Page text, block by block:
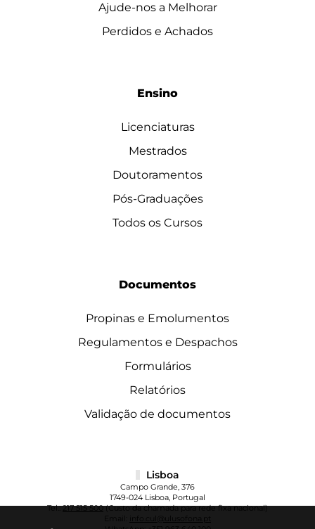
Ajude-nos a Melhorar
Perdidos e Achados
Ensino
Licenciaturas
Mestrados
Doutoramentos
Pós-Graduações
Todos os Cursos
Documentos
Propinas e Emolumentos
Regulamentos e Despachos
Formulários
Relatórios
Validação de documentos
Lisboa
Campo Grande, 376
1749-024 Lisboa, Portugal
Tel.:217 515 500(Custo da chamada para rede fixa nacional)
info.cul@ulusofona.pt